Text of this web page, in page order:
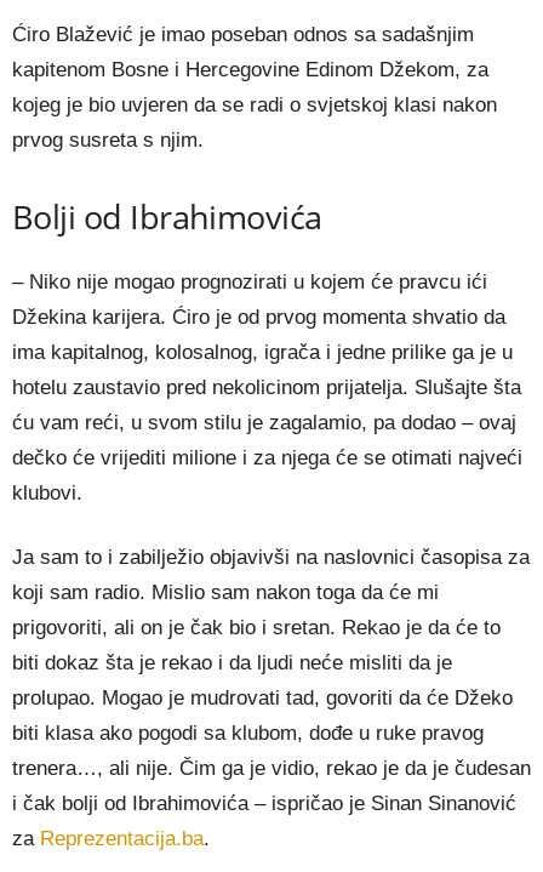
Ćiro Blažević je imao poseban odnos sa sadašnjim
kapitenom Bosne i Hercegovine Edinom Džekom, za
kojeg je bio uvjeren da se radi o svjetskoj klasi nakon
prvog susreta s njim.
Bolji od Ibrahimovića
– Niko nije mogao prognozirati u kojem će pravcu ići
Džekina karijera. Ćiro je od prvog momenta shvatio da
ima kapitalnog, kolosalnog, igrača i jedne prilike ga je u
hotelu zaustavio pred nekolicinom prijatelja. Slušajte šta
ću vam reći, u svom stilu je zagalamio, pa dodao – ovaj
dečko će vrijediti milione i za njega će se otimati najveći
klubovi.
Ja sam to i zabilježio objavivši na naslovnici časopisa za
koji sam radio. Mislio sam nakon toga da će mi
prigovoriti, ali on je čak bio i sretan. Rekao je da će to
biti dokaz šta je rekao i da ljudi neće misliti da je
prolupao. Mogao je mudrovati tad, govoriti da će Džeko
biti klasa ako pogodi sa klubom, dođe u ruke pravog
trenera…, ali nije. Čim ga je vidio, rekao je da je čudesan
i čak bolji od Ibrahimovića – ispričao je Sinan Sinanović
za Reprezentacija.ba.